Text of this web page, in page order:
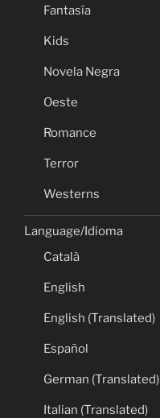
Fantasía
Kids
Novela Negra
Oeste
Romance
Terror
Westerns
Language/Idioma
Català
English
English (Translated)
Español
German (Translated)
Italian (Translated)